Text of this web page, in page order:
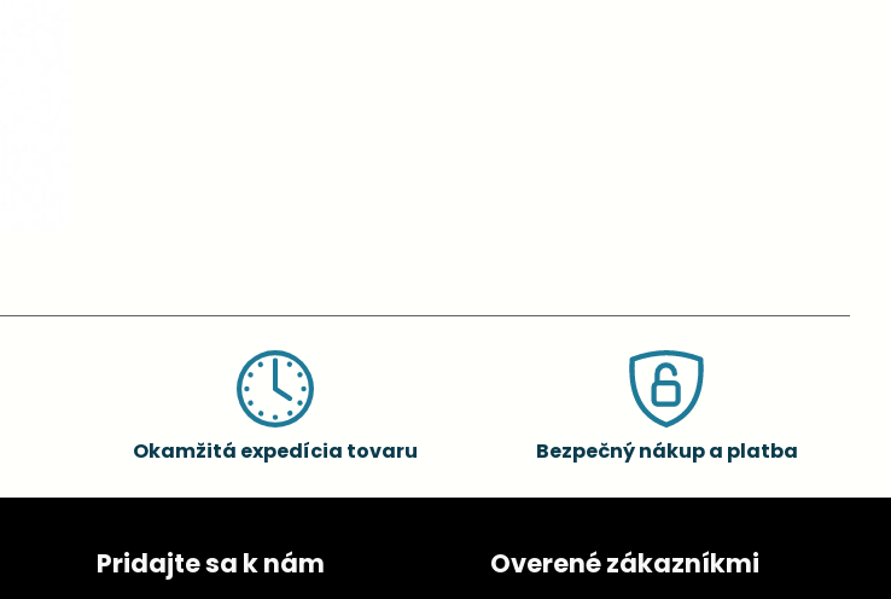
Okamžitá expedícia tovaru Bezpečný nákup a platba
Pridajte sa k nám Overené zákazníkmi